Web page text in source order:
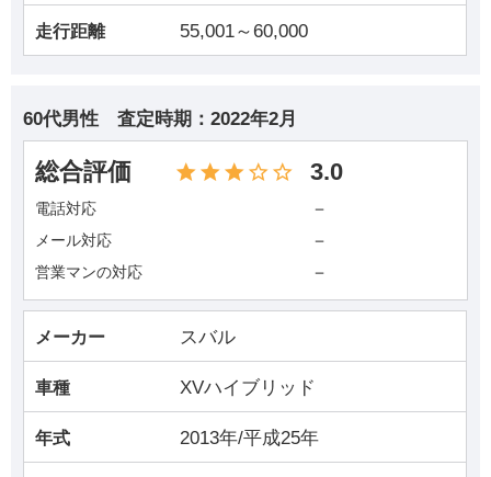
走行距離 55,001～60,000
60代男性 査定時期： 2022年2月
総合評価 3.0
電話対応 －
メール対応 －
営業マンの対応 －
メーカー スバル
車種 XVハイブリッド
年式 2013年/平成25年